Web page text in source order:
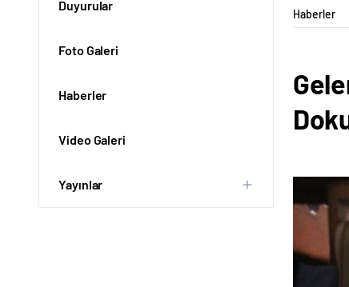
Duyurular
Foto Galeri
Haberler
Video Galeri
Yayınlar
Haberler